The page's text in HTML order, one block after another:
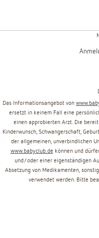
Das Informationsangebot von
ersetzt in keinem Fall eine
einen approbierten Arzt. Die
Kinderwunsch, Schwangerschaft,
der allgemeinen, unverbindlichen
www.babyclub.de können und
und/oder einer eigenständigen
Absetzung von Medikamenten,
verwendet werden. Bitte